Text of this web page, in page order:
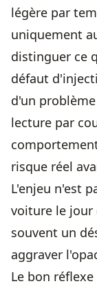
légère par
uniquement
distinguer ce
défaut
d'un
lecture par
risque réel
L'enjeu n'est
voiture le jour
souvent un
aggraver
Le bon